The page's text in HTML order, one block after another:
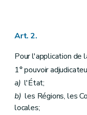
Titre 6
Art. 59
Chapitre 1er
Art. 60
Art. 61
Art. 62
Art. 63
Art. 2.
Pour l'application de
1° pouvoir
a) l'État;
b) les Régions, les
locales;